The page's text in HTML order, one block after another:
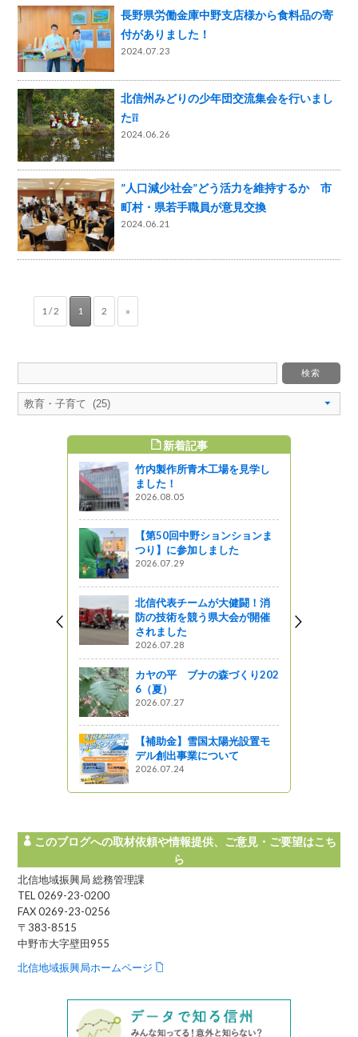
長野県労働金庫中野支店様から食料品の寄
付がありました！
2024.07.23
北信州みどりの少年団交流集会を行いまし
た❕❕
2024.06.26
”人口減少社会”どう活力を維持するか 市
町村・県若手職員が意見交換
2024.06.21
1 / 2 1 2 »
新着記事
竹内製作所青木工場を見学し
ました！
2026.08.05
【第50回中野ションションま
つり】に参加しました
2026.07.29
北信代表チームが大健闘！消
防の技術を競う県大会が開催
されました
2026.07.28
カヤの平 ブナの森づくり202
6（夏）
2026.07.27
【補助金】雪国太陽光設置モ
デル創出事業について
2026.07.24
このブログへの取材依頼や情報提供、ご意見・ご要望はこち
ら
北信地域振興局 総務管理課
TEL 0269-23-0200
FAX 0269-23-0256
〒383-8515
中野市大字壁田955
北信地域振興局ホームページ